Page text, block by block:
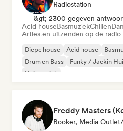
Radiostation
&gt; 2300 gegeven
Acid houseBasmuziekChillen
Artiesten uitzenden op de radio
Diepe house Acid house
Drum en Bass
Funky / Jackin
Huismuziek
Freddy Masters